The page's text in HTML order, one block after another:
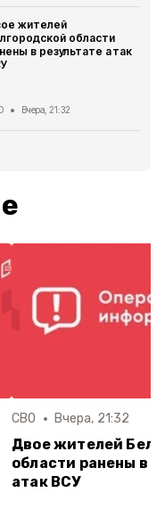
жителей
области
в результате атак
Вчера, 21:32
СВО Вчера, 21:32
Двое жителей
области ранены в
атак ВСУ